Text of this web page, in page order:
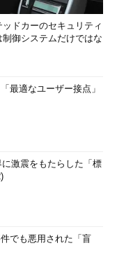
ッドカーのセキュリティ
制御システムだけではな
最適なユーザー接点」
激震をもたらした「標
でも悪用された「盲